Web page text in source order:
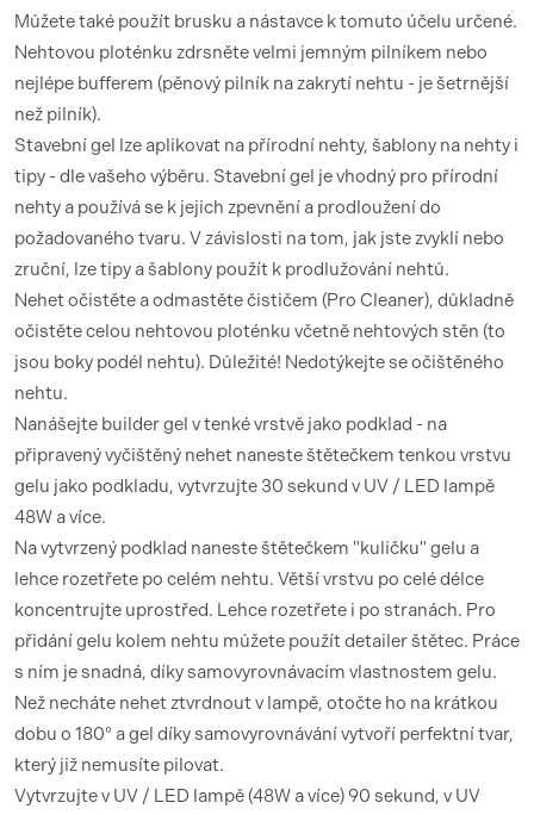
Můžete také použít brusku a nástavce k tomuto účelu určené.
Nehtovou ploténku zdrsněte velmi jemným pilníkem nebo
nejlépe bufferem (pěnový pilník na zakrytí nehtu - je šetrnější
než pilník).
Stavební gel lze aplikovat na přírodní nehty, šablony na nehty i
tipy - dle vašeho výběru. Stavební gel je vhodný pro přírodní
nehty a používá se k jejich zpevnění a prodloužení do
požadovaného tvaru. V závislosti na tom, jak jste zvyklí nebo
zruční, lze tipy a šablony použít k prodlužování nehtů.
Nehet očistěte a odmastěte čističem (Pro Cleaner), důkladně
očistěte celou nehtovou ploténku včetně nehtových stěn (to
jsou boky podél nehtu). Důležité! Nedotýkejte se očištěného
nehtu.
Nanášejte builder gel v tenké vrstvě jako podklad - na
připravený vyčištěný nehet naneste štětečkem tenkou vrstvu
gelu jako podkladu, vytvrzujte 30 sekund v UV / LED lampě
48W a více.
Na vytvrzený podklad naneste štětečkem "kuličku" gelu a
lehce rozetřete po celém nehtu. Větší vrstvu po celé délce
koncentrujte uprostřed. Lehce rozetřete i po stranách. Pro
přidání gelu kolem nehtu můžete použít detailer štětec. Práce
s ním je snadná, díky samovyrovnávacím vlastnostem gelu.
Než necháte nehet ztvrdnout v lampě, otočte ho na krátkou
dobu o 180° a gel díky samovyrovnávání vytvoří perfektní tvar,
který již nemusíte pilovat.
Vytvrzujte v UV / LED lampě (48W a více) 90 sekund, v UV